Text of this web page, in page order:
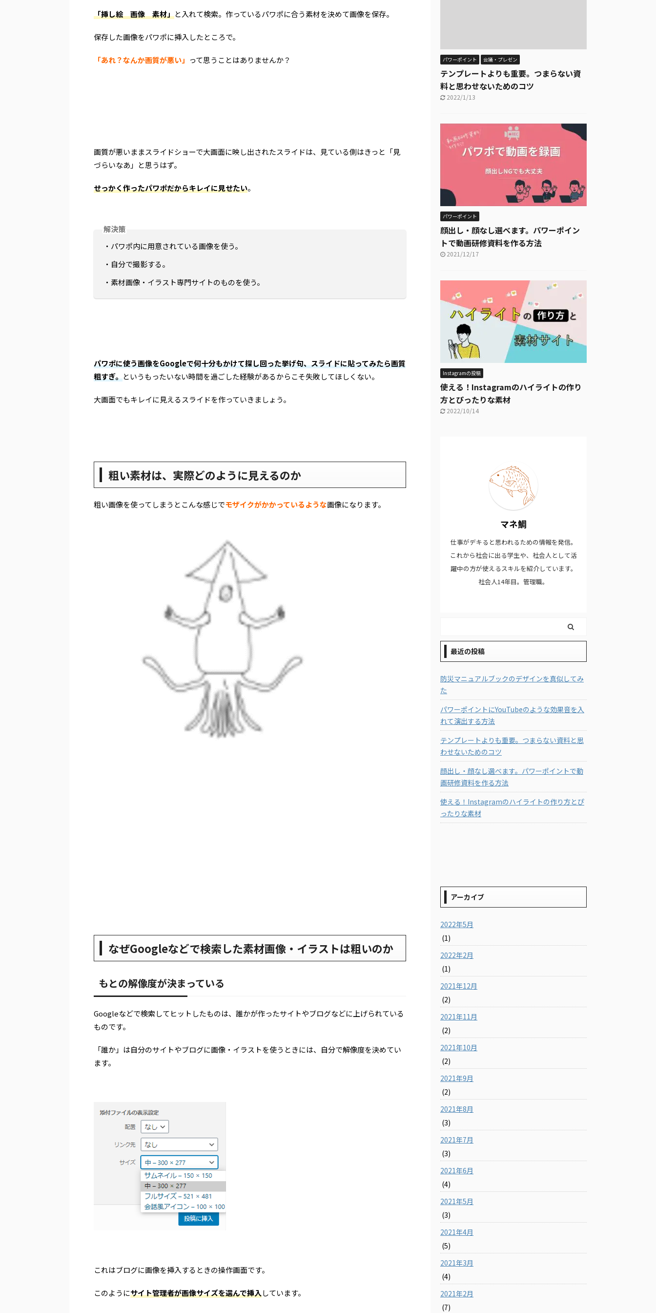
「挿し絵 画像 素材」と入れて検索。作っているパワポに合う素材を決めて画像を保存。
保存した画像をパワポに挿入したところで。
「あれ？なんか画質が悪い」 って思うことはありませんか？
画質が悪いままスライドショーで大画面に映し出されたスライドは、見ている側はきっと「見
づらいなあ」と思うはず。
せっかく作ったパワポだからキレイに見せたい。
解決策
・パワポ内に用意されている画像を使う。
・自分で撮影する。
・素材画像・イラスト専門サイトのものを使う。
パワポに使う画像をGoogleで何十分もかけて探し回った挙げ句、スライドに貼ってみたら画質
粗すぎ。というもったいない時間を過ごした経験があるからこそ失敗してほしくない。
大画面でもキレイに見えるスライドを作っていきましょう。
粗い素材は、実際どのように見えるのか
粗い画像を使ってしまうとこんな感じでモザイクがかかっているような画像になります。
なぜGoogleなどで検索した素材画像・イラストは粗いのか
もとの解像度が決まっている
Googleなどで検索してヒットしたものは、誰かが作ったサイトやブログなどに上げられている
ものです。
「誰か」は自分のサイトやブログに画像・イラストを使うときには、自分で解像度を決めてい
ます。
これはブログに画像を挿入するときの操作画面です。
このようにサイト管理者が画像サイズを選んで挿入しています。
パワーポイント 会議・プレゼン
テンプレートよりも重要。つまらない資
料と思わせないためのコツ
2022/1/13
パワーポイント
顔出し・顔なし選べます。パワーポイン
トで動画研修資料を作る方法
2021/12/17
Instagramの投稿
使える！Instagramのハイライトの作り
方とぴったりな素材
2022/10/14
マネ鯛
仕事がデキると思われるための情報を発信。
これから社会に出る学生や、社会人として活
躍中の方が使えるスキルを紹介しています。
社会人14年目。管理職。
最近の投稿
防災マニュアルブックのデザインを真似してみ
た
パワーポイントにYouTubeのような効果音を入
れて演出する方法
テンプレートよりも重要。つまらない資料と思
わせないためのコツ
顔出し・顔なし選べます。パワーポイントで動
画研修資料を作る方法
使える！Instagramのハイライトの作り方とぴ
ったりな素材
アーカイブ
2022年5月
(1)
2022年2月
(1)
2021年12月
(2)
2021年11月
(2)
2021年10月
(2)
2021年9月
(2)
2021年8月
(3)
2021年7月
(3)
2021年6月
(4)
2021年5月
(3)
2021年4月
(5)
2021年3月
(4)
2021年2月
(7)